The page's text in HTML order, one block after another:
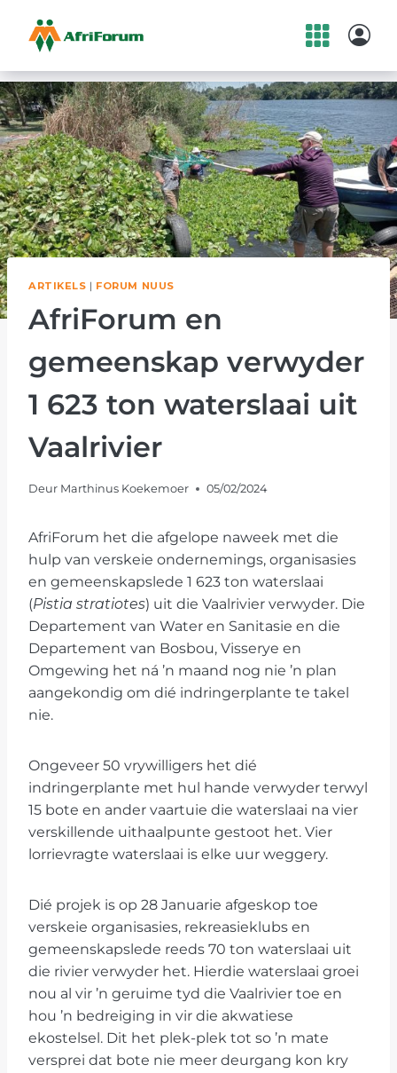
to
content
ARTIKELS | FORUM NUUS
AfriForum en
gemeenskap verwyder
1 623 ton waterslaai uit
Vaalrivier
Deur Marthinus Koekemoer 05/02/2024
AfriForum het die afgelope naweek met die
hulp van verskeie ondernemings, organisasies
en gemeenskapslede 1 623 ton waterslaai
(Pistia stratiotes) uit die Vaalrivier verwyder. Die
Departement van Water en Sanitasie en die
Departement van Bosbou, Visserye en
Omgewing het ná ’n maand nog nie ’n plan
aangekondig om dié indringerplante te takel
nie.
Ongeveer 50 vrywilligers het dié
indringerplante met hul hande verwyder terwyl
15 bote en ander vaartuie die waterslaai na vier
verskillende uithaalpunte gestoot het. Vier
lorrievragte waterslaai is elke uur weggery.
Dié projek is op 28 Januarie afgeskop toe
verskeie organisasies, rekreasieklubs en
gemeenskapslede reeds 70 ton waterslaai uit
die rivier verwyder het. Hierdie waterslaai groei
nou al vir ’n geruime tyd die Vaalrivier toe en
hou ’n bedreiging in vir die akwatiese
ekostelsel. Dit het plek-plek tot so ’n mate
versprei dat bote nie meer deurgang kon kry